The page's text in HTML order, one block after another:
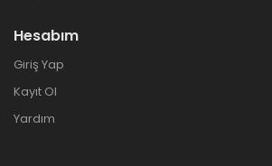
Hesabım
Giriş Yap
Kayıt Ol
Yardım